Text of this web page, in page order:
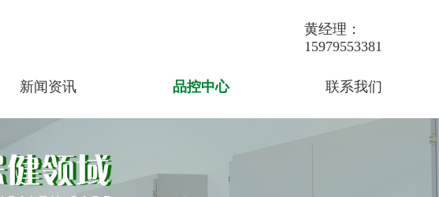
黄经理：
15979553381
新闻资讯 品控中心 联系我们